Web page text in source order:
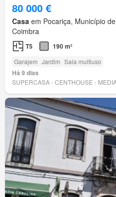
80 000 €
Casa em Pocariça, Município
Coimbra
T5 190 m²
Garajem Jardim Sala multiuso
Há 9 dias